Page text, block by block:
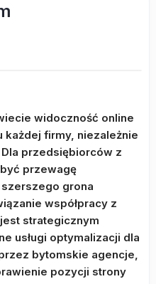
widoczność online
każdej firmy, niezależnie
przedsiębiorców z
przewagę
grona
współpracy z
strategicznym
usługi optymalizacji dla
bytomskie agencje,
pozycji strony